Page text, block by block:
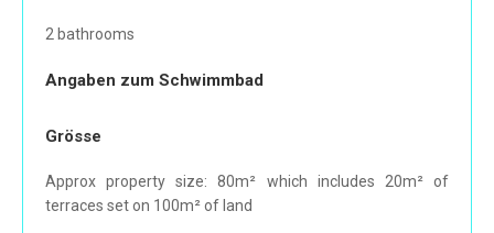
2 bathrooms
Angaben zum Schwimmbad
Grösse
Approx property size: 80m² which includes 20m² of
terraces set on 100m² of land